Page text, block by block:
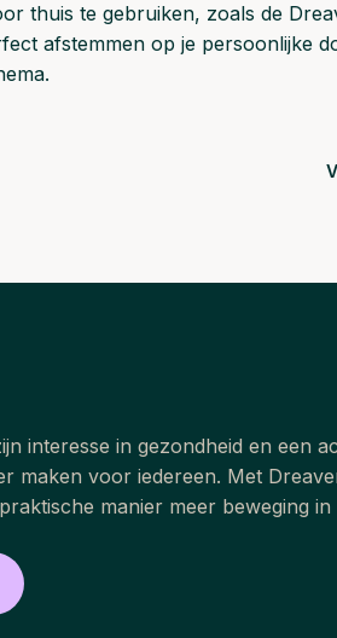
thuis te gebruiken, zoals de
afstemmen op je persoonlijke
interesse in gezondheid en een
maken voor iedereen. Met
manier meer beweging in